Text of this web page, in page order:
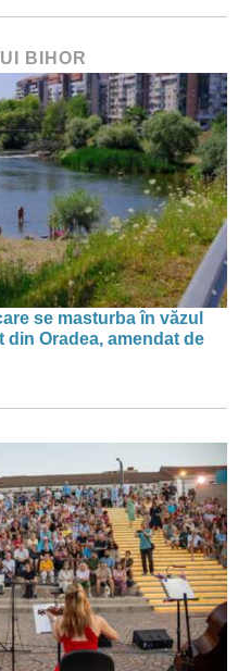
BIHOR
se masturba în văzul
Oradea, amendat de